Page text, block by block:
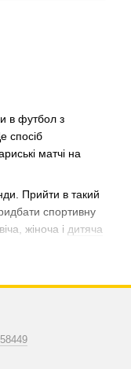
в футбол з
спосіб
матчі на
Прийти в такий
спортивну
жіноча і дитяча
на полі все